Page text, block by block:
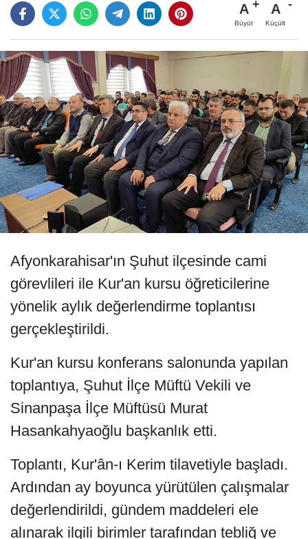
A
Büyüt
A
Küçült
Afyonkarahisar'ın Şuhut ilçesinde cami
görevlileri ile Kur'an kursu öğreticilerine
yönelik aylık değerlendirme toplantısı
gerçekleştirildi.
Kur'an kursu konferans salonunda yapılan
toplantıya, Şuhut İlçe Müftü Vekili ve
Sinanpaşa İlçe Müftüsü Murat
Hasankahyaoğlu başkanlık etti.
Toplantı, Kur'ân-ı Kerim tilavetiyle başladı.
Ardından ay boyunca yürütülen çalışmalar
değerlendirildi, gündem maddeleri ele
alınarak ilgili birimler tarafından tebliğ ve